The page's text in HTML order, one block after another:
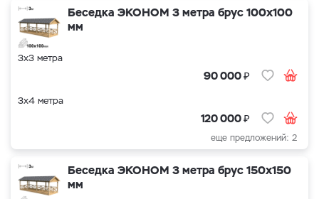
Беседка ЭКОНОМ 3 метра брус 100х100
мм
3х3 метра
90 000₽
3х4 метра
120 000₽
еще предложений: 2
Беседка ЭКОНОМ 3 метра брус 150х150
мм